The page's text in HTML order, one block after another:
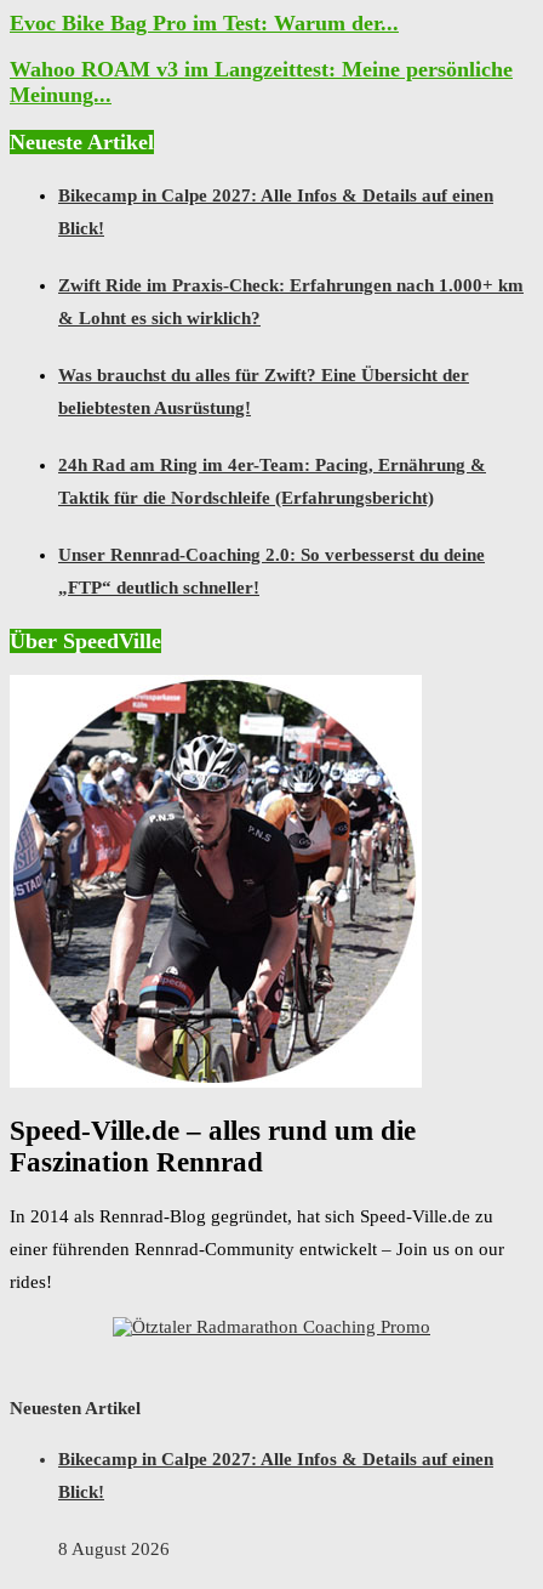
Evoc Bike Bag Pro im Test: Warum der...
Wahoo ROAM v3 im Langzeittest: Meine persönliche
Meinung...
Neueste Artikel
Bikecamp in Calpe 2027: Alle Infos & Details auf einen
Blick!
Zwift Ride im Praxis-Check: Erfahrungen nach 1.000+ km
& Lohnt es sich wirklich?
Was brauchst du alles für Zwift? Eine Übersicht der
beliebtesten Ausrüstung!
24h Rad am Ring im 4er-Team: Pacing, Ernährung &
Taktik für die Nordschleife (Erfahrungsbericht)
Unser Rennrad-Coaching 2.0: So verbesserst du deine
„FTP“ deutlich schneller!
Über SpeedVille
Speed-Ville.de – alles rund um die
Faszination Rennrad
In 2014 als Rennrad-Blog gegründet, hat sich Speed-Ville.de zu
einer führenden Rennrad-Community entwickelt – Join us on our
rides!
Neuesten Artikel
Bikecamp in Calpe 2027: Alle Infos & Details auf einen
Blick!
8 August 2026